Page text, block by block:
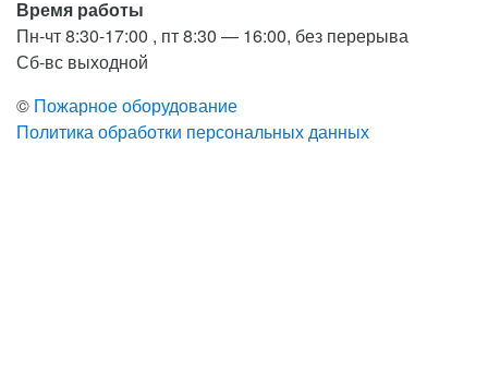
Время работы
Пн-чт 8:30-17:00 , пт 8:30 — 16:00, без перерыва
Сб-вс выходной
© Пожарное оборудование
Политика обработки персональных данных